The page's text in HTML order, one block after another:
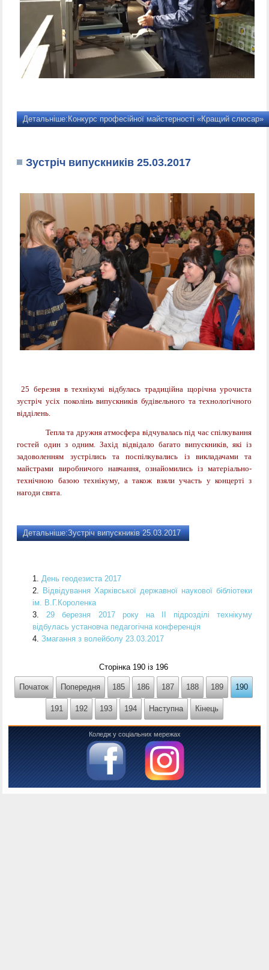
Детальніше:Конкурс професійної майстерності «Кращий слюсар»
Зустріч випускників 25.03.2017
25 березня втехнікумі відбулась традиційна щорічна урочиста
зустріч усіх поколіньвипускників будівельного та технологічного
відділень.
Тепла та дружня атмосфера відчувалась під час спілкування
гостей один з одним. Захід відвідало багато випускників, які із
задоволенням зустрілись та поспілкувались із викладачами та
майстрами виробничого навчання, ознайомились із матеріально-
технічною базою технікуму, а також взяли участь у концерті з
нагоди свята.
Детальніше:Зустріч випускників 25.03.2017
День геодезиста 2017
Відвідування Харківської державної наукової бібліотеки
ім. В.Г.Короленка
29 березня 2017 року на ІІ підрозділі технікуму
відбулась установча педагогічна конференція
Змагання з волейболу 23.03.2017
Сторінка 190 із 196
Початок Попередня 185 186 187 188 189 190
191 192 193 194 Наступна Кінець
Коледж у соціальних мережах